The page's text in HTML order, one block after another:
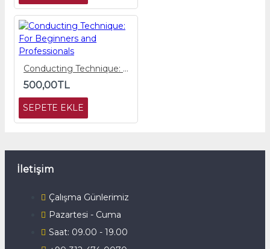
Conducting Technique: For Beginners and Professionals
500,00TL
SEPETE EKLE
İletişim
Çalışma Günlerimiz
Pazartesi - Cuma
Saat: 09.00 - 19.00